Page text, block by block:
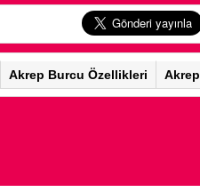
Akrep Burcu Özellikleri